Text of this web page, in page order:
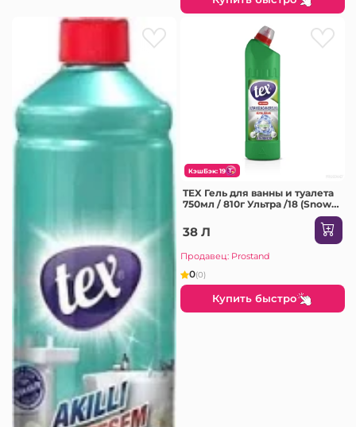
КэшБэк: 19
TEX Гель для ванны и туалета
750мл / 810г Ультра /18 (Snow
38 Л
Продавец: Prostand
0(0)
Купить быстро